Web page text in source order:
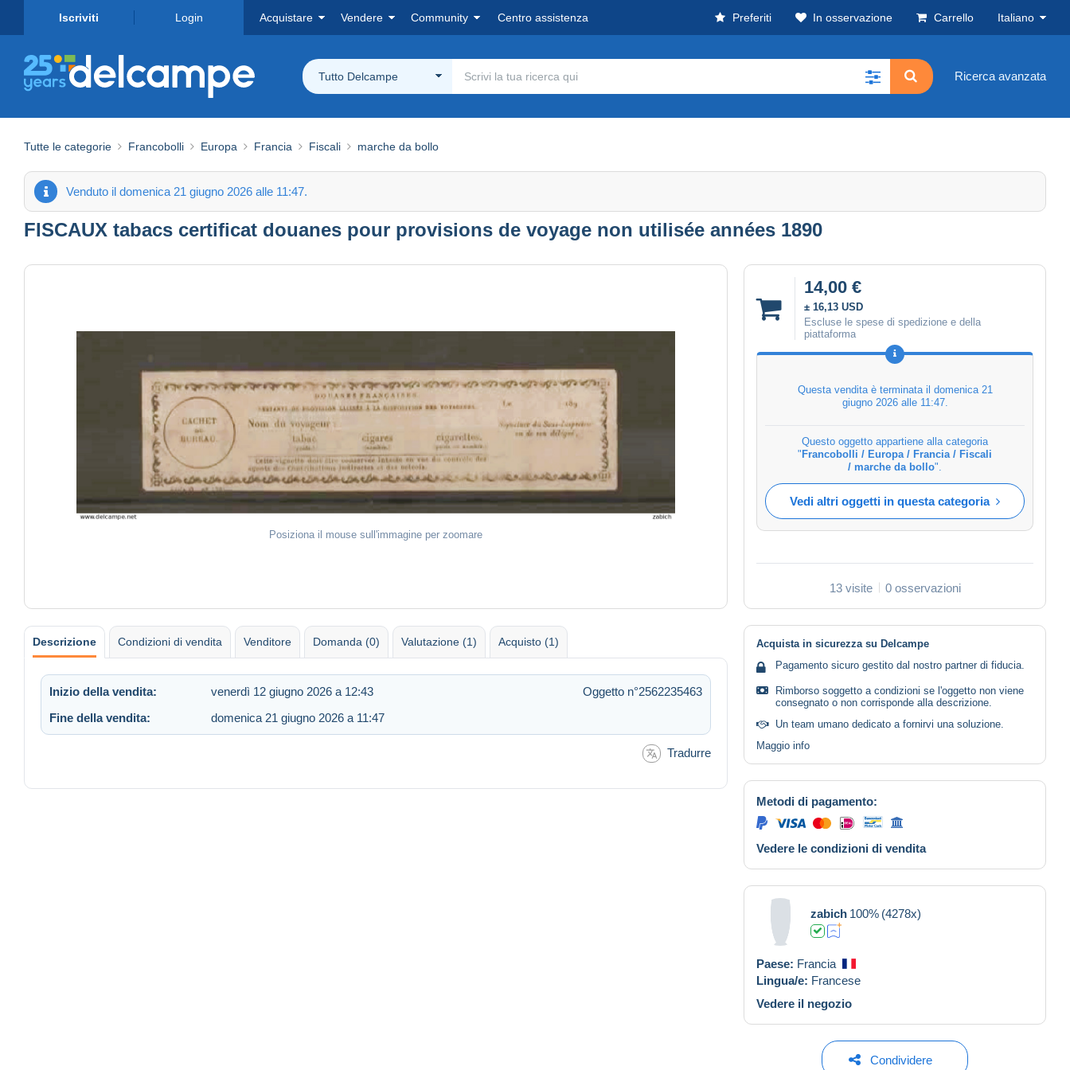
Iscriviti Login Acquistare Vendere Community Centro assistenza Preferiti In osservazione Carrello Italiano
Tutto Delcampe Ricerca avanzata
Tutte le categorie Francobolli Europa Francia Fiscali marche da bollo
Venduto il domenica 21 giugno 2026 alle 11:47.
FISCAUX tabacs certificat douanes pour provisions de voyage non utilisée années 1890
Posiziona il mouse sull'immagine per zoomare
14,00 €
± 16,13 USD
Escluse le spese di spedizione e della
piattaforma
Questa vendita è terminata il domenica 21
giugno 2026 alle 11:47.
Questo oggetto appartiene alla categoria
" Francobolli / Europa / Francia / Fiscali
/ marche da bollo".
Vedi altri oggetti in questa categoria
13 visite 0 osservazioni
Descrizione Condizioni di vendita Venditore Domanda (0) Valutazione (1) Acquisto (1)
Inizio della vendita: venerdì 12 giugno 2026 a 12:43
Oggetto n°2562235463
Fine della vendita:
domenica 21 giugno 2026 a 11:47
Tradurre
Acquista in sicurezza su Delcampe
Pagamento sicuro gestito dal nostro partner di fiducia.
Rimborso soggetto a condizioni se l'oggetto non viene
consegnato o non corrisponde alla descrizione.
Un team umano dedicato a fornirvi una soluzione.
Maggio info
Metodi di pagamento:
Vedere le condizioni di vendita
zabich 100% (4278x)
Paese: Francia
Lingua/e: Francese
Vedere il negozio
Condividere